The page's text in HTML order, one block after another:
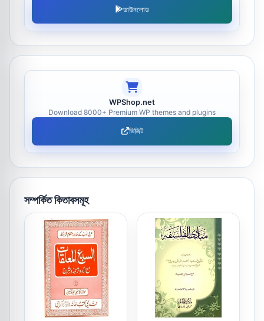
ডাউনলোড
WPShop.net
Download 8000+ Premium WP themes and plugins
ভিজিট
সম্পর্কিত কিতাবসমূহ